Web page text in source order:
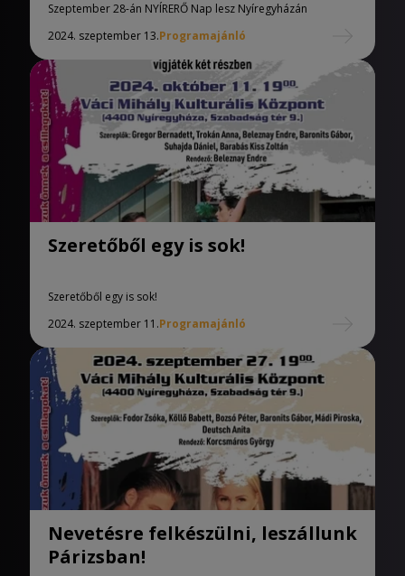
Szeptember 28-án NYÍRERŐ Nap lesz Nyíregyházán
2024. szeptember 13.Programajánló
Szeretőből egy is sok!
Szeretőből egy is sok!
2024. szeptember 11.Programajánló
Nevetésre felkészülni, leszállunk
Párizsban!